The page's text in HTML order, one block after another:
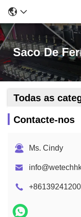
Saco De
Todas as
Contacte-nos
Ms. Cindy